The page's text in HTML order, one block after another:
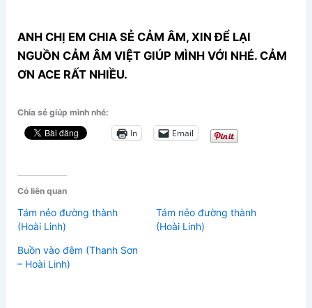
ANH CHỊ EM CHIA SẺ CẢM ÂM, XIN ĐỂ LẠI
NGUỒN CẢM ÂM VIỆT GIÚP MÌNH VỚI NHÉ. CẢM
ƠN ACE RẤT NHIỀU.
Chia sẻ giúp mình nhé:
In Email
Có liên quan
Tám nẻo đường thành
(Hoài Linh)
Tám nẻo đường thành
(Hoài Linh)
Buồn vào đêm (Thanh Sơn
– Hoài Linh)